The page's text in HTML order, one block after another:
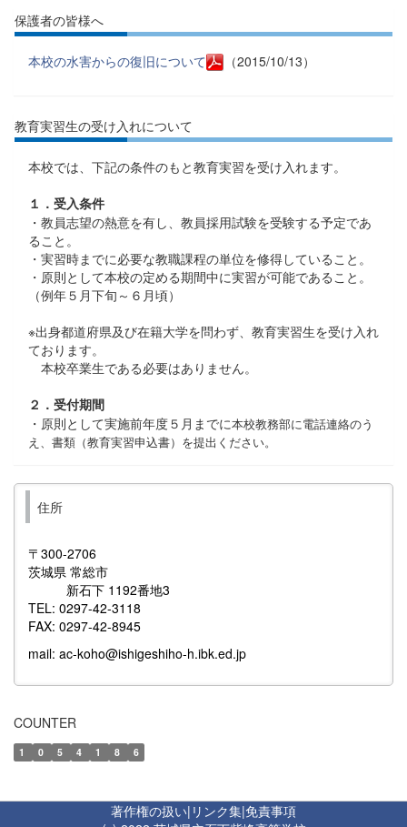
保護者の皆様へ
本校の水害からの復旧について （2015/10/13）
教育実習生の受け入れについて
本校では、下記の条件のもと教育実習を受け入れます。
１．受入条件
・教員志望の熱意を有し、教員採用試験を受験する予定であ
ること。
・実習時までに必要な教職課程の単位を修得していること。
・原則として本校の定める期間中に実習が可能であること。
（例年５月下旬～６月頃）
※出身都道府県及び在籍大学を問わず、教育実習生を受け入れ
ております。
本校卒業生である必要はありません。
２．受付期間
・原則として実施前年度５月までに本校教務部に電話連絡のう
え、書類（教育実習申込書）を提出ください。
住所
〒300-2706
茨城県 常総市
新石下 1192番地3
TEL: 0297-42-3118
FAX: 0297-42-8945
mail: ac-koho@ishigeshiho-h.ibk.ed.jp
COUNTER
1 0 5 4 1 8 6
著作権の扱い| リンク集|免責事項